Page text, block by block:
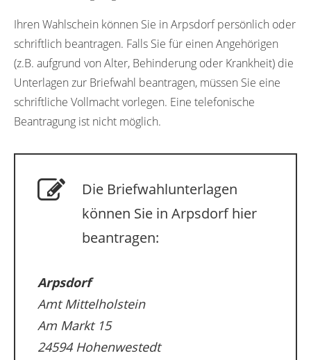
Ihren Wahlschein können Sie in Arpsdorf persönlich oder
schriftlich beantragen. Falls Sie für einen Angehörigen
(z.B. aufgrund von Alter, Behinderung oder Krankheit) die
Unterlagen zur Briefwahl beantragen, müssen Sie eine
schriftliche Vollmacht vorlegen. Eine telefonische
Beantragung ist nicht möglich.
Die Briefwahlunterlagen
können Sie in Arpsdorf hier
beantragen:
Arpsdorf
Amt Mittelholstein
Am Markt 15
24594 Hohenwestedt